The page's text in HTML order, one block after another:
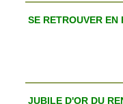
SE RETROUVER EN
JUBILE D'OR DU